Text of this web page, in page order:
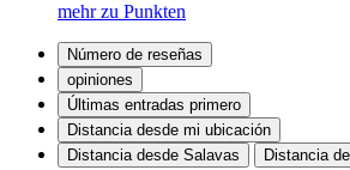
mehr zu Punkten
Número de reseñas
opiniones
Últimas entradas primero
Distancia desde mi ubicación
Distancia desde Salavas
Distancia